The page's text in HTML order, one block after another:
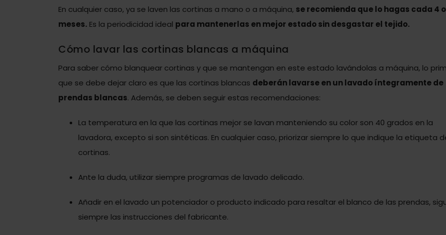
En cualquier caso, ya se laven las cortinas a mano o a máquina, se recomienda que lo hagas cada 4
meses. Es la periodicidad ideal para mantenerlas en mejor estado sin desgastar el tejido.
Cómo lavar las cortinas blancas a máquina
Para saber cómo blanquear cortinas y que se mantengan en este estado lavándolas a máquina, lo
que se debe dejar claro es que las cortinas blancas deberán lavarse en unlavado íntegramente de
prendas blancas. Además, se deben seguir estas recomendaciones:
La temperatura en la que las cortinas mejor se lavan manteniendo su color son 40 grados en la
lavadora, excepto si son sintéticas. En cualquier caso, priorizar siempre lo que indique la etiqueta
cortinas.
Ante la duda, utilizar siempre programas de lavado delicado.
Añadir en el lavado un potenciador o producto indicado para resaltar el blanco de las prendas,
siempre las instrucciones del fabricante.